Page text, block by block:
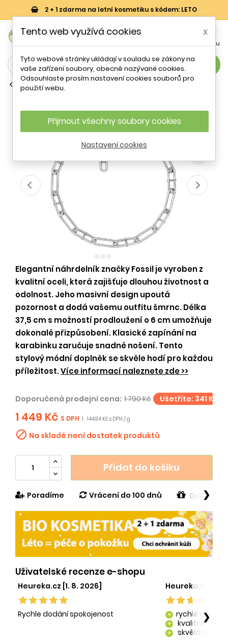
2 + 1 zdarma na letní kosmetiku s kódem: LETO

Menu
search
Ocelové náhrdelníky
D-Link JF04503040 Fossil
- 19 %
Elegantní náhrdelník značky Fossil je vyroben z
kvalitní oceli, která zajišťuje dlouhou životnost a
odolnost. Jeho masivní design upoutá
pozornost a dodá vašemu outfitu šmrnc. Délka
37,5 cm s možností prodloužení o 6 cm umožňuje
dokonalé přizpůsobení. Klasické zapínání na
karabinku zaručuje snadné nošení. Tento
stylový módní doplněk se skvěle hodí pro každou
příležitost.Více informací naleznete zde >>
Doporučená prodejní cena: 1 790 Kč Ušetříte: 341 Kč
1 449 Kč S DPH 144.94 Kč s DPH / g
 Na skladě není dostatek produktů
Přidat do košíku
Poradíme Vrácení do 100 dnů Dárek v
❯
Uživatelské recenze e-shopu
Heureka.cz [1. 8. 2026]
Rychle dodání spokojenost
Heureka.cz [29.
add rychlé dodání
add kvalitně
add skvělá péče o
❯
Tento web využívá cookies x
Tyto webové stránky ukládají v souladu se zákony na
vaše zařízení soubory, obecně nazývané cookies.
Odsouhlaste prosím nastavení cookies souborů pro
použití webu.
Přijmout všechny soubory cookies
Nastavení cookies